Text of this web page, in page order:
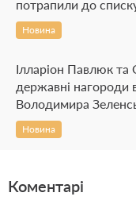
потрапили до
Новина
Ілларіон Павлюк
державні нагороди
Володимира
Новина
Коментарі